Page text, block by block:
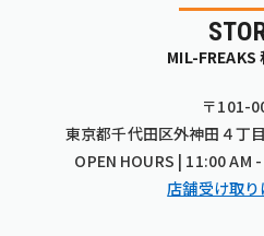
MIL-FREAKS
〒101-
東京都千代田区外神田４丁
OPEN HOURS | 11:00 AM
店舗受け取